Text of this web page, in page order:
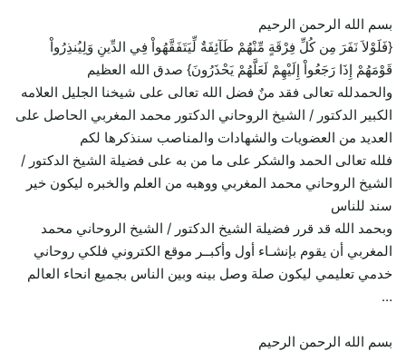
بسم الله الرحمن الرحيم
{فَلَوْلاَ نَفَرَ مِن كُلِّ فِرْقَةٍ مِّنْهُمْ طَآئِفَةٌ لِّيَتَفَقَّهُواْ فِي الدِّينِ وَلِيُنذِرُواْ
قَوْمَهُمْ إِذَا رَجَعُواْ إِلَيْهِمْ لَعَلَّهُمْ يَحْذَرُونَ} صدق الله العظيم
والحمدلله تعالى فقد منٌ فضل الله تعالى على شيخنا الجليل العلامه
الكبير الدكتور / الشيخ الروحاني الدكتور محمد المغربي الحاصل على
العديد من العضويات والشهادات والمناصب سنذكرها لكم
فلله تعالى الحمد والشكر على ما من به على فضيلة الشيخ الدكتور /
الشيخ الروحاني محمد المغربي ووهبه من العلم والخبره ليكون خير
سند للناس
وبحمد الله قد قرر فضيلة الشيخ الدكتور / الشيخ الروحاني محمد
المغربي أن يقوم بإنشـاء أول وأكبــر موقع الكتروني فلكي روحاني
خدمي تعليمي ليكون صلة وصل بينه وبين الناس بجميع انحاء العالم
…
بسم الله الرحمن الرحيم